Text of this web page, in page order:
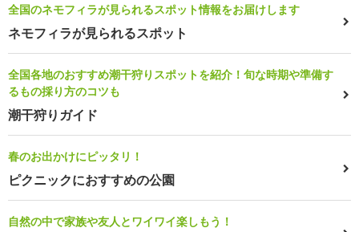
全国のネモフィラが見られるスポット情報をお届けします
ネモフィラが見られるスポット
全国各地のおすすめ潮干狩りスポットを紹介！旬な時期や準備す
るもの採り方のコツも
潮干狩りガイド
春のお出かけにピッタリ！
ピクニックにおすすめの公園
自然の中で家族や友人とワイワイ楽しもう！